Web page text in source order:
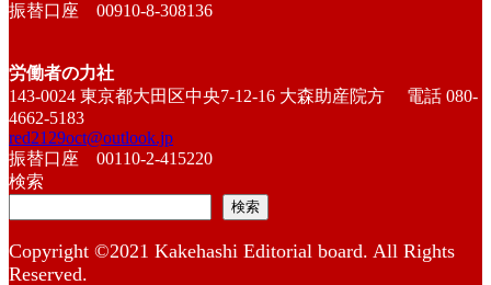
振替口座 00910-8-308136
労働者の力社
143-0024 東京都大田区中央7-12-16 大森助産院方 電話 080-
4662-5183
red2129oct@outlook.jp
振替口座 00110-2-415220
検索
検索
Copyright ©2021 Kakehashi Editorial board. All Rights
Reserved.